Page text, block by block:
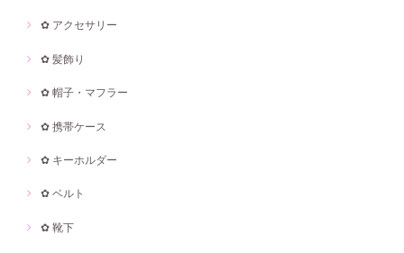
✿ アクセサリー
✿ 髪飾り
✿ 帽子・マフラー
✿ 携帯ケース
✿ キーホルダー
✿ ベルト
✿ 靴下